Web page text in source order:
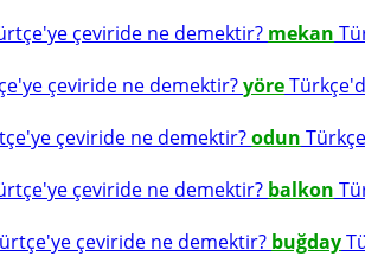
çeviride ne demektir? mekan
çeviride ne demektir?yöre
çeviride ne demektir?odun
çeviride ne demektir? balkon
çeviride ne demektir? buğday